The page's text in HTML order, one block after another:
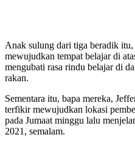
Anak sulung dari tiga beradik itu,
mewujudkan tempat belajar di
mengubati rasa rindu belajar di
rakan.
Sementara itu, bapa mereka,
terfikir mewujudkan lokasi
pada Jumaat minggu lalu
2021, semalam.